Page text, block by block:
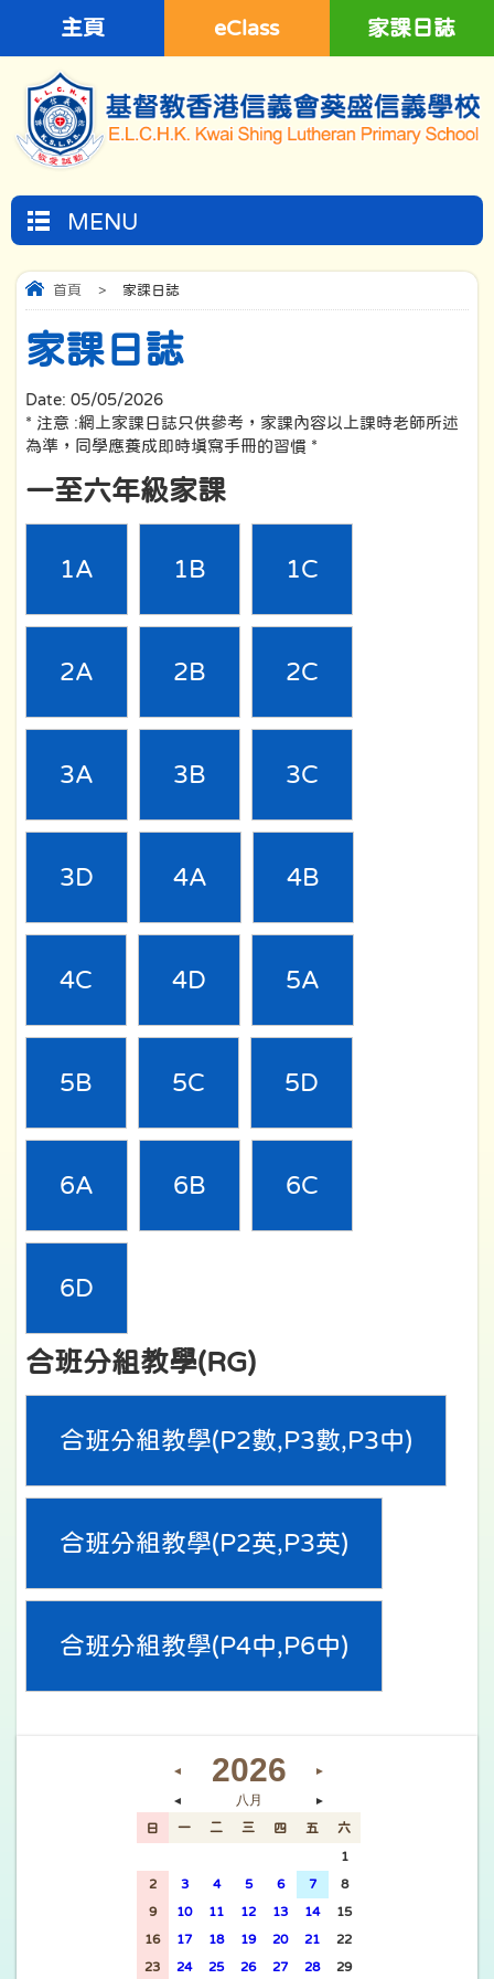
主頁 eClass 家課日誌
MENU
首頁 > 家課日誌
家課日誌
Date:05/05/2026
* 注意 :網上家課日誌只供參考，家課內容以上課時老師所述
為準，同學應養成即時填寫手冊的習慣 *
一至六年級家課
1A 1B 1C
2A 2B 2C
3A 3B 3C
3D 4A 4B
4C 4D 5A
5B 5C 5D
6A 6B 6C
6D
合班分組教學(RG)
合班分組教學(P2數,P3數,P3中)
合班分組教學(P2英,P3英)
合班分組教學(P4中,P6中)
◄ 2026 ►
◄ 八月 ►
日 一 二 三 四 五 六
1
2 3 4 5 6 7 8
9 10 11 12 13 14 15
16 17 18 19 20 21 22
23 24 25 26 27 28 29